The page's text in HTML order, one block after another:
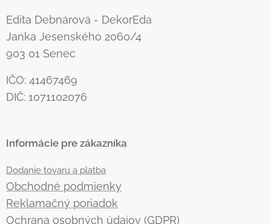
Edita Debnárová - DekorEda
Janka Jesenského 2060/4
903 01 Senec
IČO: 41467469
DIČ: 1071102076
Informácie pre zákazníka
Dodanie tovaru a platba
Obchodné podmienky
Reklamačný poriadok
Ochrana osobných údajov (GDPR)